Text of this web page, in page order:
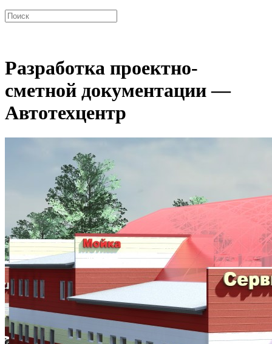
Разработка проектно-
сметной документации —
Автотехцентр